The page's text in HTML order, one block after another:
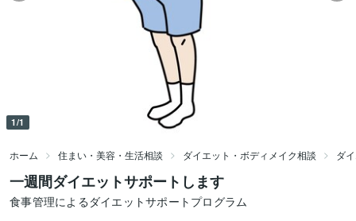
1/1
ホーム 住まい・美容・生活相談 ダイエット・ボディメイク相談 ダ
一週間ダイエットサポートします
食事管理によるダイエットサポートプログラム